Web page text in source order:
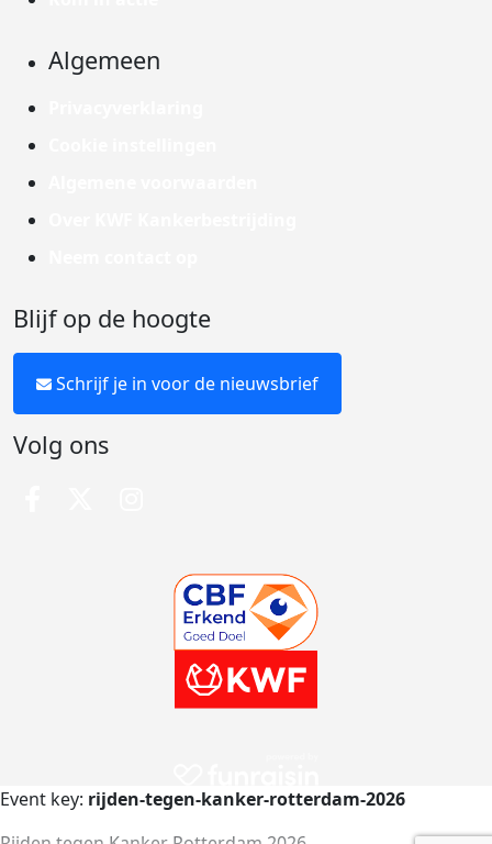
Algemeen
Blijf op de hoogte
Schrijf je in voor de nieuwsbrief
Volg ons
Event key: rijden-tegen-kanker-rotterdam-2026